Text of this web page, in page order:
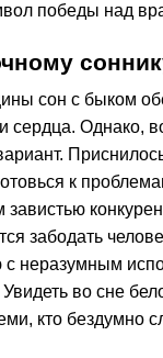
победы над
сон с быком
сердца. Однако,
к
забодать
с неразумным
во сне
кто бездумно